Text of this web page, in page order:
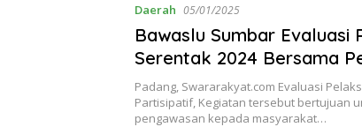
Daerah 05/01/2025
Bawaslu Sumbar Evaluasi
Serentak 2024 Bersama
Ormas
Padang, Swararakyat.com Evaluasi
Partisipatif, Kegiatan tersebut bertujuan
pengawasan kepada masyarakat…